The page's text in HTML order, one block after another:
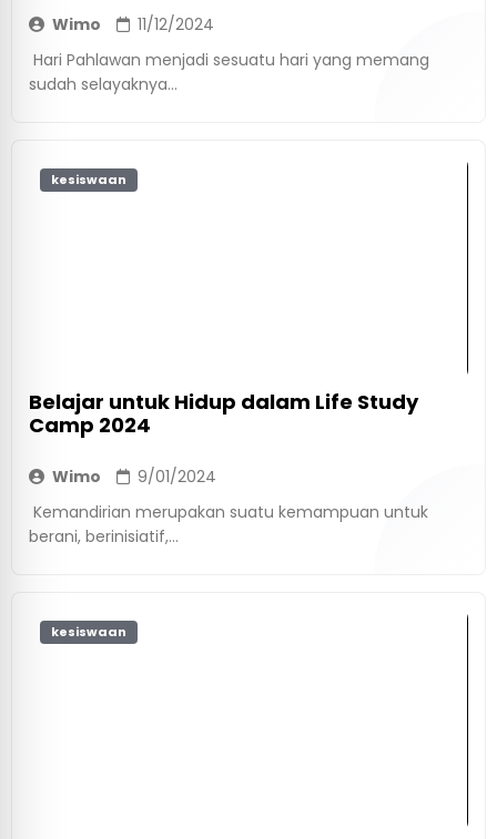
Wimo
11/12/2024
Hari Pahlawan menjadi sesuatu hari yang memang
sudah selayaknya...
kesiswaan
Belajar untuk Hidup dalam Life Study
Camp 2024
Wimo
9/01/2024
Kemandirian merupakan suatu kemampuan untuk
berani, berinisiatif,...
kesiswaan